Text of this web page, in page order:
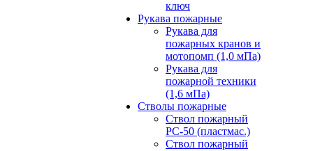
ключ
Рукава пожарные
Рукава для
пожарных кранов и
мотопомп (1,0 мПа)
Рукава для
пожарной техники
(1,6 мПа)
Стволы пожарные
Ствол пожарный
РС-50 (пластмас.)
Ствол пожарный